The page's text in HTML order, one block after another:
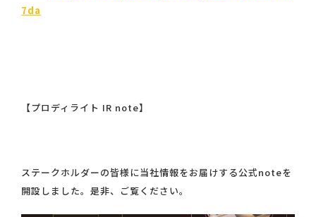
7da
【プロディライト IR note】
ステークホルダーの皆様に当社情報をお届けする公式noteを
開設しました。是非、ご覧ください。